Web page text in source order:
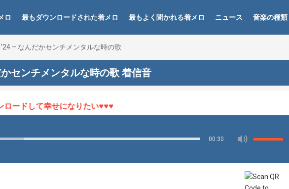
ロ 最もダウンロードされた着メロ 最もよく聞かれる着メロ ニュース 音楽の種類
– なんだかセンチメンタルな時の歌
センチメンタルな時の歌 着信音
ドして幸せになりたい♥♥♥
00:30